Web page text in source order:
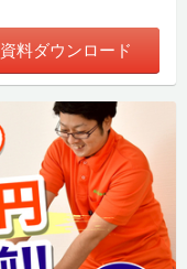
資料ダウンロード